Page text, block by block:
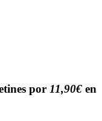
por 11,90€ en